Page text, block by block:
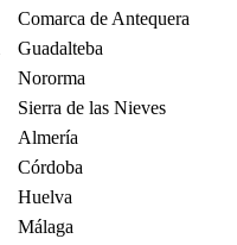
Comarca de Antequera
Guadalteba
Nororma
Sierra de las Nieves
Almería
Córdoba
Huelva
Málaga